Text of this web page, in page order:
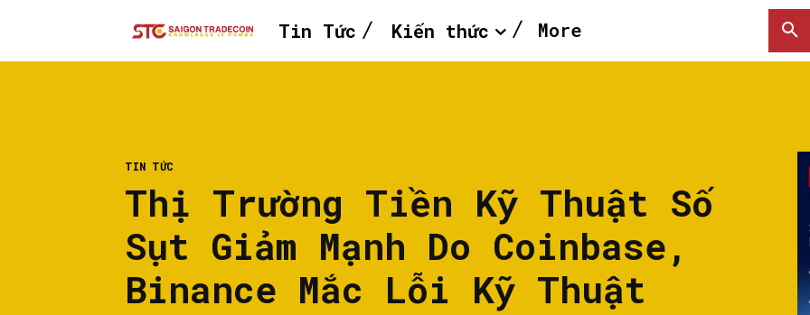
Tin Tức Kiến thức More
TIN TỨC
Thị Trường Tiền Kỹ Thuật Số
Sụt Giảm Mạnh Do Coinbase,
Binance Mắc Lỗi Kỹ Thuật